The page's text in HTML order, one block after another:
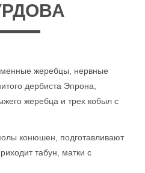
жеребцы, нервные
дербиста Эпрона,
жеребца и трех кобыл с
конюшен, подготавливают
табун, матки с